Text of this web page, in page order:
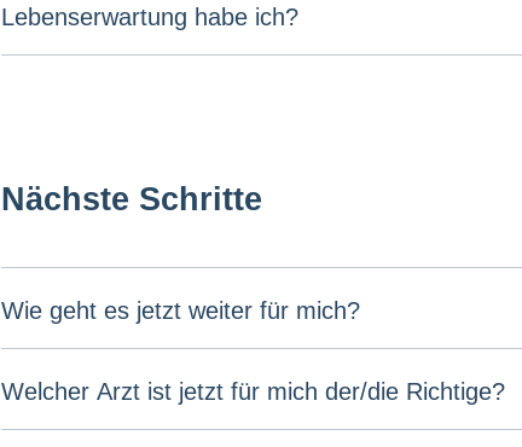
Lebenserwartung habe ich?
Nächste Schritte
Wie geht es jetzt weiter für mich?
Welcher Arzt ist jetzt für mich der/die Richtige?